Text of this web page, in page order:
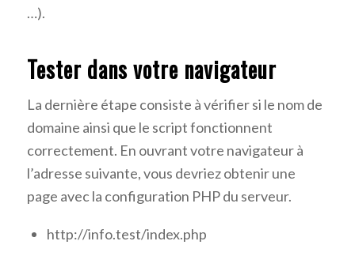
…).
Tester dans votre navigateur
La dernière étape consiste à vérifier si le nom de
domaine ainsi que le script fonctionnent
correctement. En ouvrant votre navigateur à
l’adresse suivante, vous devriez obtenir une
page avec la configuration PHP du serveur.
http://info.test/index.php